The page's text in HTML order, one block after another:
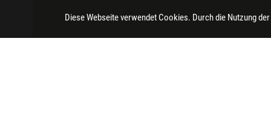
Diese Webseite verwendet Cookies. Durch die Nutzung